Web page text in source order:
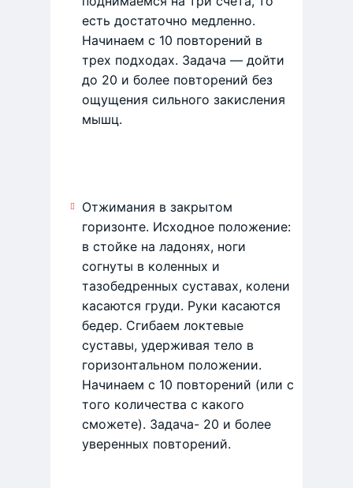
есть достаточно медленно.
Начинаем с 10 повторений в
трех подходах. Задача — дойти
до 20 и более повторений без
ощущения сильного закисления
мышц.
Отжимания в закрытом
горизонте. Исходное положение:
в стойке на ладонях, ноги
согнуты в коленных и
тазобедренных суставах, колени
касаются груди. Руки касаются
бедер. Сгибаем локтевые
суставы, удерживая тело в
горизонтальном положении.
Начинаем с 10 повторений (или с
того количества с какого
сможете). Задача- 20 и более
уверенных повторений.